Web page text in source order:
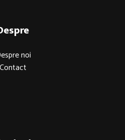
noi
Contact